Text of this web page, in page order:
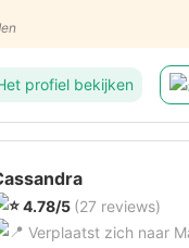
profiel bekijken
4.78/5 (27 reviews)
Verplaatst zich naar